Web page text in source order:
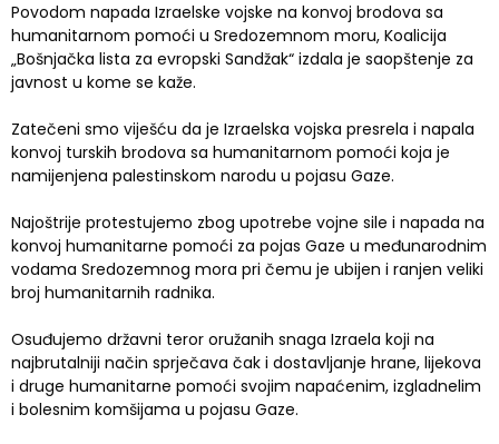
Povodom napada Izraelske vojske na konvoj brodova sa
humanitarnom pomoći u Sredozemnom moru, Koalicija
„Bošnjačka lista za evropski Sandžak“ izdala je saopštenje za
javnost u kome se kaže.
Zatečeni smo viješću da je Izraelska vojska presrela i napala
konvoj turskih brodova sa humanitarnom pomoći koja je
namijenjena palestinskom narodu u pojasu Gaze.
Najoštrije protestujemo zbog upotrebe vojne sile i napada na
konvoj humanitarne pomoći za pojas Gaze u međunarodnim
vodama Sredozemnog mora pri čemu je ubijen i ranjen veliki
broj humanitarnih radnika.
Osuđujemo državni teror oružanih snaga Izraela koji na
najbrutalniji način sprječava čak i dostavljanje hrane, lijekova
i druge humanitarne pomoći svojim napaćenim, izgladnelim
i bolesnim komšijama u pojasu Gaze.